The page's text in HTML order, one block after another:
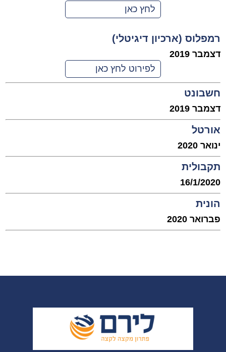
לחץ כאן
רמפלוס (ארכיון דיגיטלי)
דצמבר 2019
לפירוט לחץ כאן
חשבונט
דצמבר 2019
אורטל
ינואר 2020
תקבולית
16/1/2020
הונית
פברואר 2020